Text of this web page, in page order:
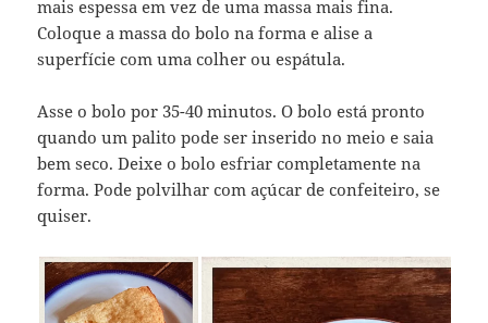
mais espessa em vez de uma massa mais fina.
Coloque a massa do bolo na forma e alise a
superfície com uma colher ou espátula.
Asse o bolo por 35-40 minutos. O bolo está pronto
quando um palito pode ser inserido no meio e saia
bem seco. Deixe o bolo esfriar completamente na
forma. Pode polvilhar com açúcar de confeiteiro, se
quiser.